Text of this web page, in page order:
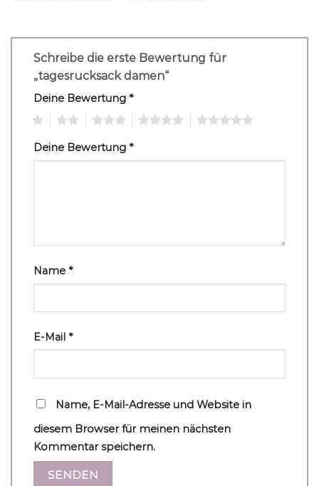
Schreibe die erste Bewertung für
„tagesrucksack damen“
Deine Bewertung *
Deine Bewertung *
Name *
E-Mail *
Name, E-Mail-Adresse und Website in
diesem Browser für meinen nächsten
Kommentar speichern.